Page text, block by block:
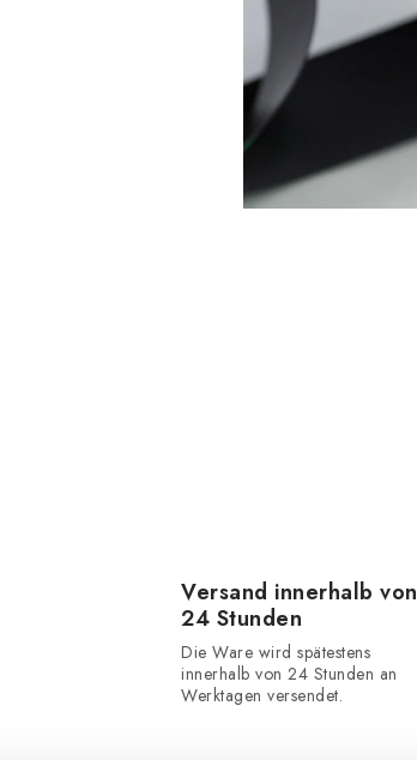
Versand innerhalb von
24 Stunden
Die Ware wird spätestens
innerhalb von 24 Stunden an
Werktagen versendet.